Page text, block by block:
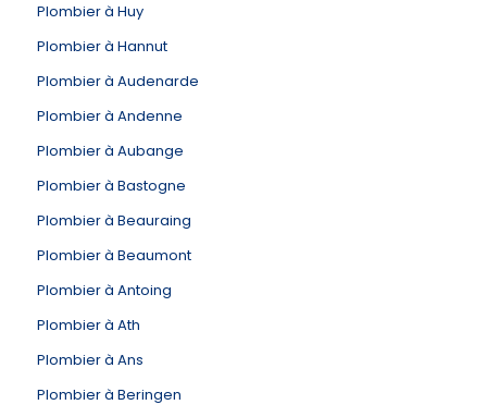
Plombier à Huy
Plombier à Hannut
Plombier à Audenarde
Plombier à Andenne
Plombier à Aubange
Plombier à Bastogne
Plombier à Beauraing
Plombier à Beaumont
Plombier à Antoing
Plombier à Ath
Plombier à Ans
Plombier à Beringen